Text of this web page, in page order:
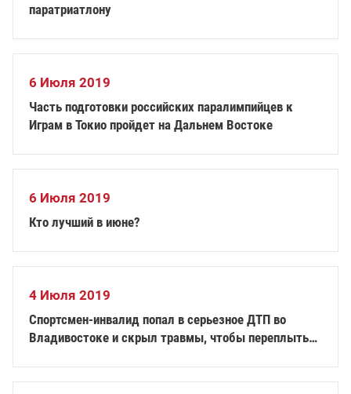
паратриатлону
6 Июля 2019
Часть подготовки российских паралимпийцев к
Играм в Токио пройдет на Дальнем Востоке
6 Июля 2019
Кто лучший в июне?
4 Июля 2019
Спортсмен-инвалид попал в серьезное ДТП во
Владивостоке и скрыл травмы, чтобы переплыть